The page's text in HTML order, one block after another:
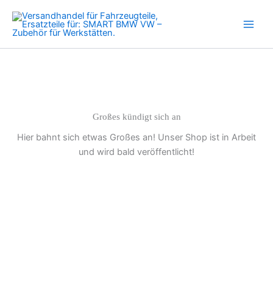
Inhalt
springen
Großes kündigt sich an
Hier bahnt sich etwas Großes an! Unser Shop ist in Arbeit
und wird bald veröffentlicht!
SMART
450
452
0.6